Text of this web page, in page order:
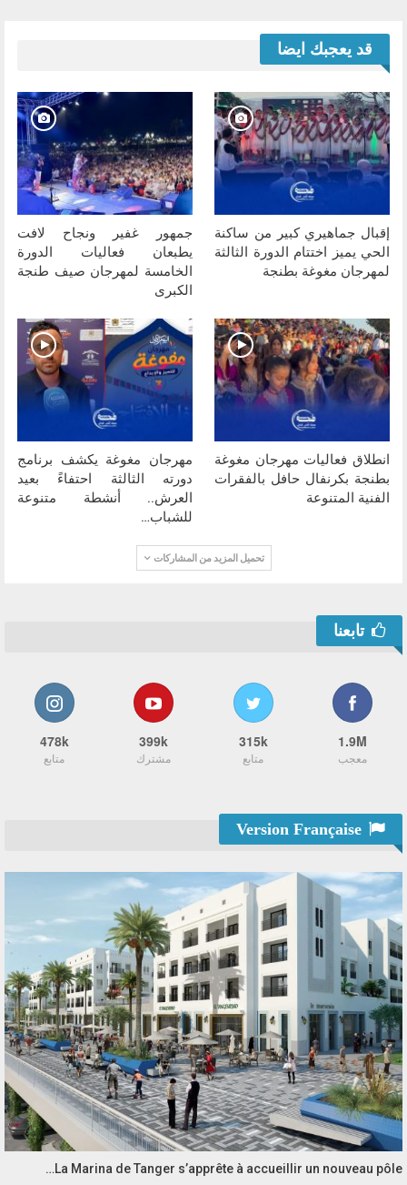
قد يعجبك ايضا
إقبال جماهيري كبير من ساكنة
الحي يميز اختتام الدورة الثالثة
لمهرجان مغوغة بطنجة
جمهور غفير ونجاح لافت
يطبعان فعاليات الدورة
الخامسة لمهرجان صيف طنجة
الكبرى
انطلاق فعاليات مهرجان مغوغة
بطنجة بكرنفال حافل بالفقرات
الفنية المتنوعة
مهرجان مغوغة يكشف برنامج
دورته الثالثة احتفاءً بعيد
العرش.. أنشطة متنوعة
للشباب…
تحميل المزيد من المشاركات
تابعنا
1.9M
معجب
315k
متابع
399k
مشترك
478k
متابع
La Marina de Tanger s’apprête à accueillir un nouveau pôle…